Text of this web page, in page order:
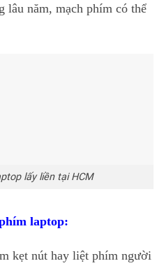
lâu năm, mạch phím có thể
lấy liền tại HCM
laptop:
kẹt nút hay liệt phím người